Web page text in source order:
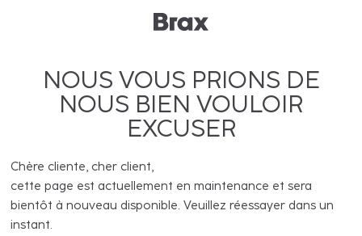
NOUS VOUS PRIONS DE
NOUS BIEN VOULOIR
EXCUSER
Chère cliente, cher client,
cette page est actuellement en maintenance et sera
bientôt à nouveau disponible. Veuillez réessayer dans un
instant.